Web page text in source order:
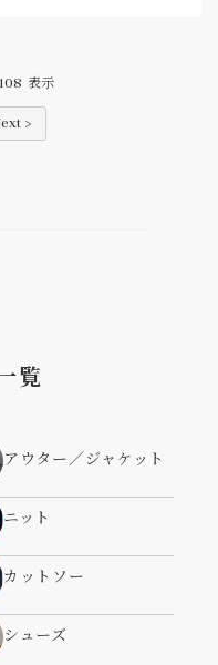
108 表示
>
覧
アウター／ジャケット
ニット
カットソー
シューズ